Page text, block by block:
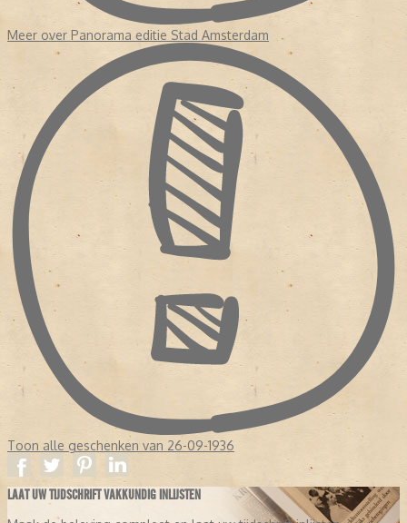
Meer over Panorama editie Stad Amsterdam
Toon alle geschenken van 26-09-1936
LAAT UW TIJDSCHRIFT VAKKUNDIG INLIJSTEN